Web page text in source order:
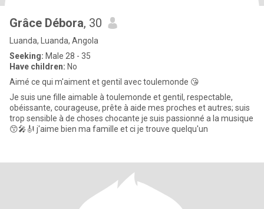
Grâce Débora, 30
Luanda, Luanda, Angola
Seeking: Male 28 - 35
Have children: No
Aimé ce qui m'aiment et gentil avec toulemonde 😘
Je suis une fille aimable à toulemonde et gentil, respectable,
obéissante, courageuse, prête à aide mes proches et autres; suis
trop sensible à de choses chocante je suis passionné a la musique
😙🎤🎻 j'aime bien ma famille et ci je trouve quelqu'un